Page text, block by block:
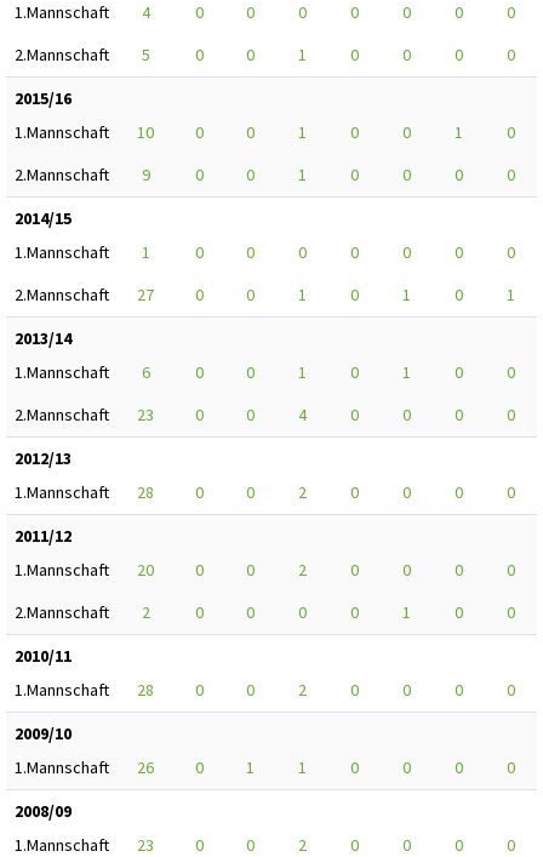
1.Mannschaft
4 0 0 0 0 0 0
0
2.Mannschaft
5 0 0 1 0 0 0
0
2015/16
1.Mannschaft
10 0 0 1 0 0 1
0
2.Mannschaft
9 0 0 1 0 0 0
0
2014/15
1.Mannschaft
1 0 0 0 0 0 0
0
2.Mannschaft
27 0 0 1 0 1 0
1
2013/14
1.Mannschaft
6 0 0 1 0 1 0
0
2.Mannschaft
23 0 0 4 0 0 0
0
2012/13
1.Mannschaft
28 0 0 2 0 0 0
0
2011/12
1.Mannschaft
20 0 0 2 0 0 0
0
2.Mannschaft
2 0 0 0 0 1 0
0
2010/11
1.Mannschaft
28 0 0 2 0 0 0
0
2009/10
1.Mannschaft
26 0 1 1 0 0 0
0
2008/09
1.Mannschaft
23 0 0 2 0 0 0
0